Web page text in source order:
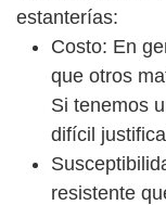
estanterías:
Costo: En
que otros
Si tenemos
difícil
resistente